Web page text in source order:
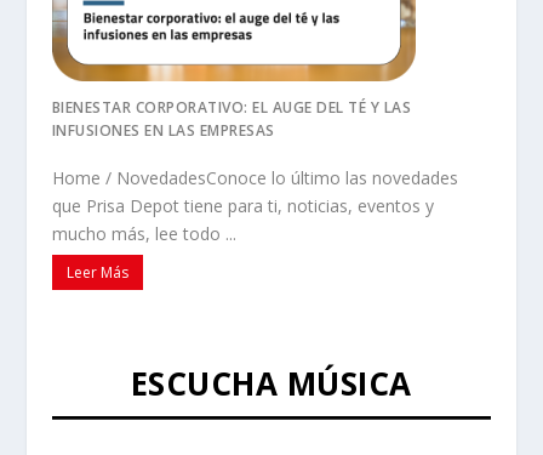
BIENESTAR CORPORATIVO: EL AUGE DEL TÉ Y LAS
INFUSIONES EN LAS EMPRESAS
Home / NovedadesConoce lo último las novedades
que Prisa Depot tiene para ti, noticias, eventos y
mucho más, lee todo ...
Leer Más
ESCUCHA MÚSICA